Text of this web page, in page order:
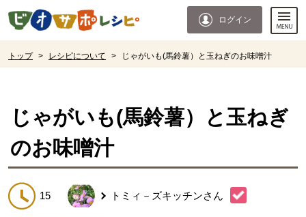
ページの先頭です。
ログイン
トップ > レシピについて > じゃがいも(馬鈴薯）と玉ねぎのお味噌汁
じゃがいも(馬鈴薯）と玉ねぎ
のお味噌汁
15 トミィ－ズキッチンさん